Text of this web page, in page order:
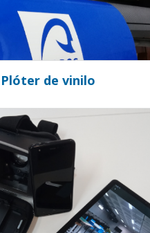
Plóter de vinilo